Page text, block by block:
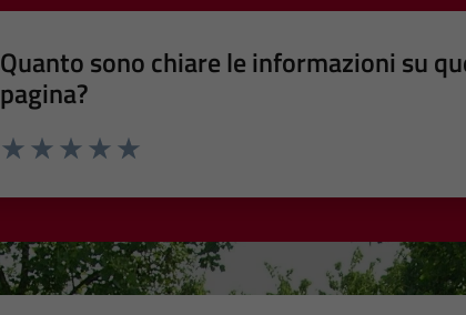
Quanto sono chiare le informazioni su
pagina?